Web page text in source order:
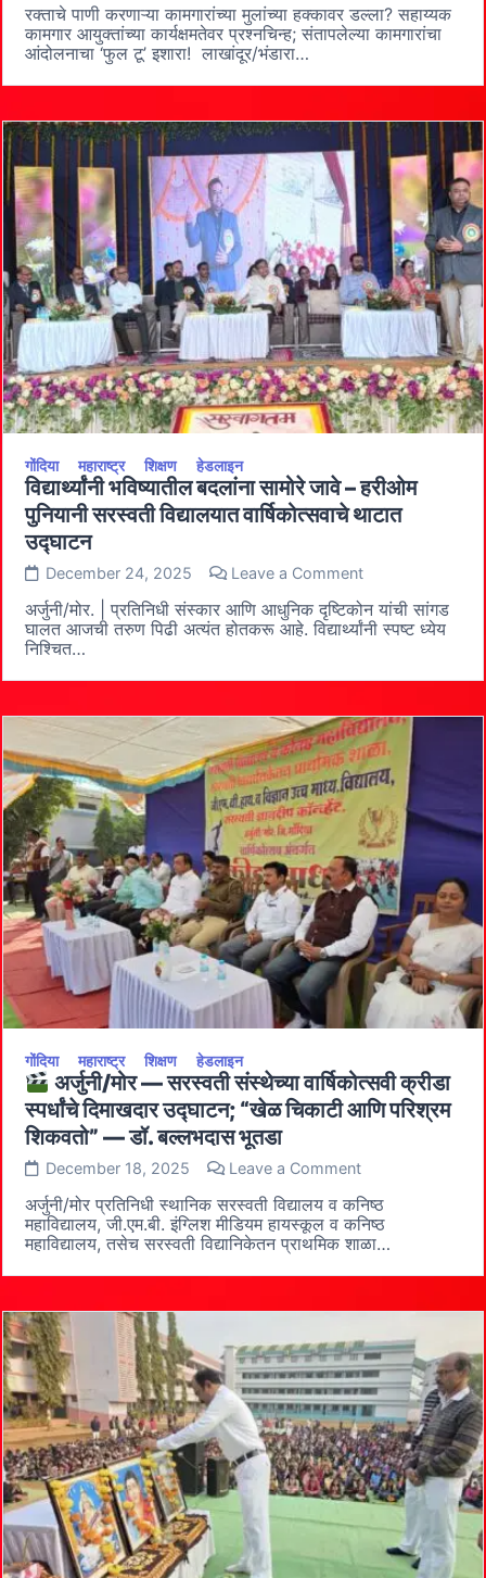
हजारो
विद्यार्थ्यांच्या
शिक्षणावर
‘ग्रहण’!
कामगारांच्या
पाल्यांची
शिष्यवृत्ती
रोखली!
रक्ताचे पाणी करणाऱ्या कामगारांच्या मुलांच्या हक्कावर डल्ला? सहाय्यक
कामगार आयुक्तांच्या कार्यक्षमतेवर प्रश्नचिन्ह; संतापलेल्या कामगारांचा
आंदोलनाचा ‘फुल टू’ इशारा! ​ लाखांदूर/भंडारा…
गोंदिया महाराष्ट्र शिक्षण हेडलाइन
विद्यार्थ्यांनी भविष्यातील बदलांना सामोरे जावे – हरीओम
पुनियानी सरस्वती विद्यालयात वार्षिकोत्सवाचे थाटात
उद्घाटन
December 24, 2025 Leave a Commenton
भविष्यातील
बदलांना
सामोरे
–
सरस्वती
विद्यालयात
वार्षिकोत्सवाचे
थाटात
उद्घाटन
अर्जुनी/मोर. | प्रतिनिधी संस्कार आणि आधुनिक दृष्टिकोन यांची सांगड
घालत आजची तरुण पिढी अत्यंत होतकरू आहे. विद्यार्थ्यांनी स्पष्ट ध्येय
निश्चित…
गोंदिया महाराष्ट्र शिक्षण हेडलाइन
अर्जुनी/मोर — सरस्वती संस्थेच्या वार्षिकोत्सवी क्रीडा
स्पर्धांचे दिमाखदार उद्घाटन; “खेळ चिकाटी आणि परिश्रम
शिकवतो” — डॉ. बल्लभदास भूतडा
December 18, 2025 Leave a Commenton
अर्जुनी/
मोर
—
सरस्वती
संस्थेच्या
दिमाखदार
उद्घाटन;
“खेळ
चिकाटी
आणि
परिश्रम
शिकवतो”
—
डॉ.
बल्लभदास
अर्जुनी/मोर प्रतिनिधी स्थानिक सरस्वती विद्यालय व कनिष्ठ
महाविद्यालय, जी.एम.बी. इंग्लिश मीडियम हायस्कूल व कनिष्ठ
महाविद्यालय, तसेच सरस्वती विद्यानिकेतन प्राथमिक शाळा…